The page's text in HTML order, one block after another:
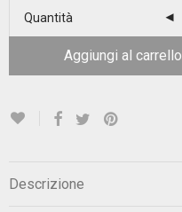
Quantità
Aggiungi al carrello
Descrizione